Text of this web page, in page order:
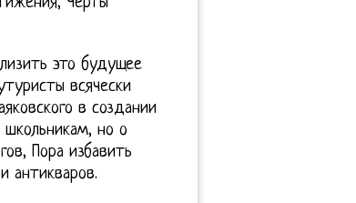
это будущее
всячески
в создании
школьникам, но о
Пора избавить
антикваров.